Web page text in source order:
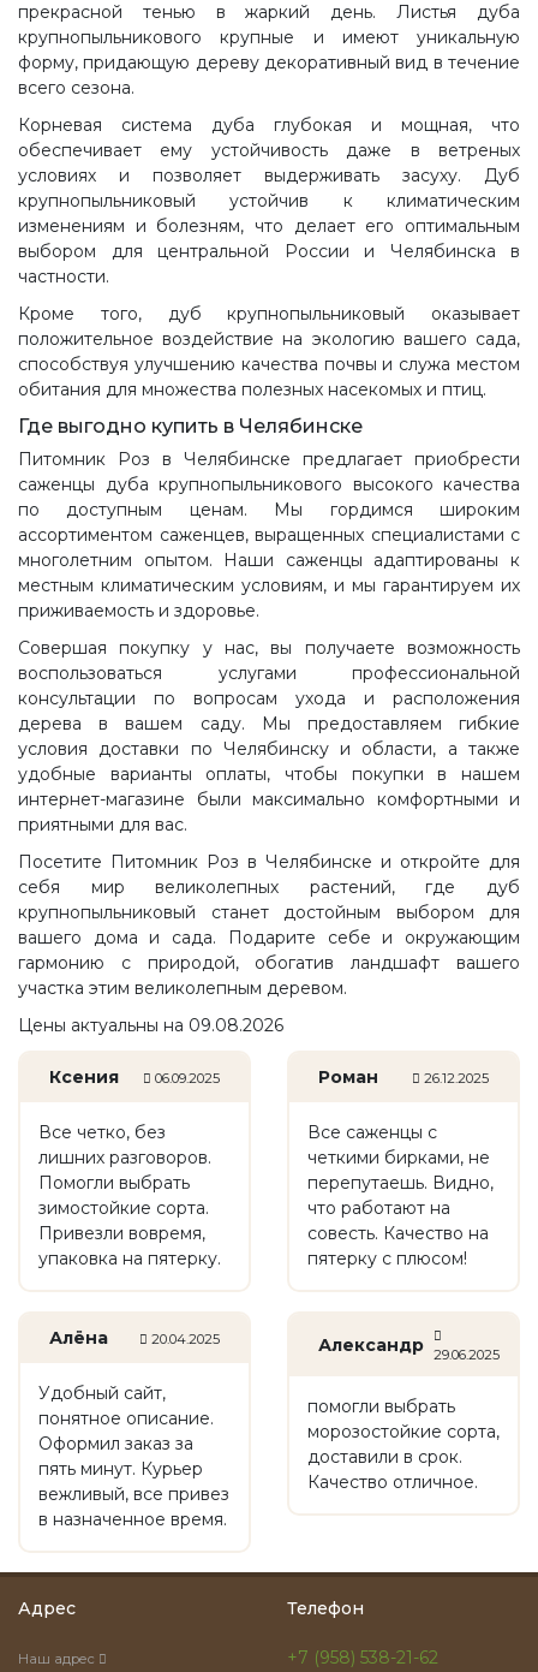
прекрасной тенью в жаркий день. Листья дуба
крупнопыльникового крупные и имеют уникальную
форму, придающую дереву декоративный вид в течение
всего сезона.
Корневая система дуба глубокая и мощная, что
обеспечивает ему устойчивость даже в ветреных
условиях и позволяет выдерживать засуху. Дуб
крупнопыльниковый устойчив к климатическим
изменениям и болезням, что делает его оптимальным
выбором для центральной России и Челябинска в
частности.
Кроме того, дуб крупнопыльниковый оказывает
положительное воздействие на экологию вашего сада,
способствуя улучшению качества почвы и служа местом
обитания для множества полезных насекомых и птиц.
Где выгодно купить в Челябинске
Питомник Роз в Челябинске предлагает приобрести
саженцы дуба крупнопыльникового высокого качества
по доступным ценам. Мы гордимся широким
ассортиментом саженцев, выращенных специалистами с
многолетним опытом. Наши саженцы адаптированы к
местным климатическим условиям, и мы гарантируем их
приживаемость и здоровье.
Совершая покупку у нас, вы получаете возможность
воспользоваться услугами профессиональной
консультации по вопросам ухода и расположения
дерева в вашем саду. Мы предоставляем гибкие
условия доставки по Челябинску и области, а также
удобные варианты оплаты, чтобы покупки в нашем
интернет-магазине были максимально комфортными и
приятными для вас.
Посетите Питомник Роз в Челябинске и откройте для
себя мир великолепных растений, где дуб
крупнопыльниковый станет достойным выбором для
вашего дома и сада. Подарите себе и окружающим
гармонию с природой, обогатив ландшафт вашего
участка этим великолепным деревом.
Цены актуальны на 09.08.2026
Ксения 06.09.2025
Все четко, без
лишних разговоров.
Помогли выбрать
зимостойкие сорта.
Привезли вовремя,
упаковка на пятерку.
Роман 26.12.2025
Все саженцы с
четкими бирками, не
перепутаешь. Видно,
что работают на
совесть. Качество на
пятерку с плюсом!
Алёна 20.04.2025
Удобный сайт,
понятное описание.
Оформил заказ за
пять минут. Курьер
вежливый, все привез
в назначенное время.
Александр 29.06.2025
помогли выбрать
морозостойкие сорта,
доставили в срок.
Качество отличное.
Адрес
Наш адрес
Телефон
+7 (958) 538-21-62